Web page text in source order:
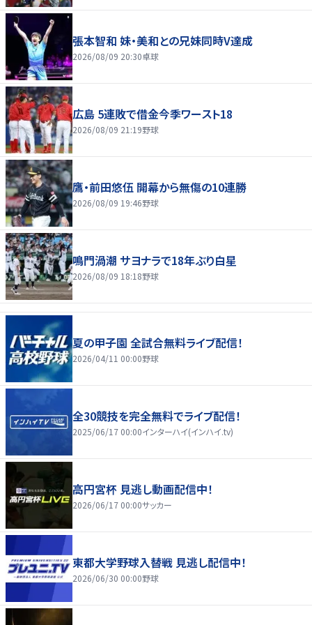
張本智和 妹・美和との兄妹同時V達成
2026/08/09 20:30卓球
広島 5連敗で借金今季ワースト18
2026/08/09 21:19野球
鷹・前田悠伍 開幕から無傷の10連勝
2026/08/09 19:46野球
鳴門渦潮 サヨナラで18年ぶり白星
2026/08/09 18:18野球
夏の甲子園 全試合無料ライブ配信！
2026/04/11 00:00野球
全30競技を完全無料でライブ配信！
2025/06/17 00:00インターハイ(インハイ.tv)
高円宮杯 見逃し動画配信中！
2026/06/17 00:00サッカー
東都大学野球入替戦 見逃し配信中！
2026/06/30 00:00野球